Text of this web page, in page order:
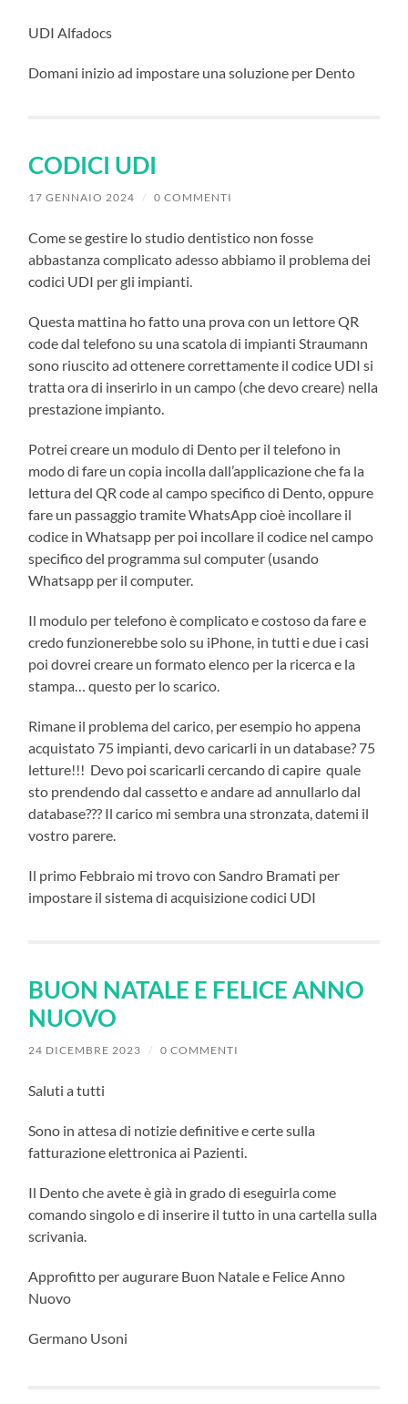
UDI Alfadocs
Domani inizio ad impostare una soluzione per Dento
CODICI UDI
17 GENNAIO 2024 / 0 COMMENTI
Come se gestire lo studio dentistico non fosse
abbastanza complicato adesso abbiamo il problema dei
codici UDI per gli impianti.
Questa mattina ho fatto una prova con un lettore QR
code dal telefono su una scatola di impianti Straumann
sono riuscito ad ottenere correttamente il codice UDI si
tratta ora di inserirlo in un campo (che devo creare) nella
prestazione impianto.
Potrei creare un modulo di Dento per il telefono in
modo di fare un copia incolla dall’applicazione che fa la
lettura del QR code al campo specifico di Dento, oppure
fare un passaggio tramite WhatsApp cioè incollare il
codice in Whatsapp per poi incollare il codice nel campo
specifico del programma sul computer (usando
Whatsapp per il computer.
Il modulo per telefono è complicato e costoso da fare e
credo funzionerebbe solo su iPhone, in tutti e due i casi
poi dovrei creare un formato elenco per la ricerca e la
stampa… questo per lo scarico.
Rimane il problema del carico, per esempio ho appena
acquistato 75 impianti, devo caricarli in un database? 75
letture!!! Devo poi scaricarli cercando di capire quale
sto prendendo dal cassetto e andare ad annullarlo dal
database??? Il carico mi sembra una stronzata, datemi il
vostro parere.
Il primo Febbraio mi trovo con Sandro Bramati per
impostare il sistema di acquisizione codici UDI
BUON NATALE E FELICE ANNO
NUOVO
24 DICEMBRE 2023 / 0 COMMENTI
Saluti a tutti
Sono in attesa di notizie definitive e certe sulla
fatturazione elettronica ai Pazienti.
Il Dento che avete è già in grado di eseguirla come
comando singolo e di inserire il tutto in una cartella sulla
scrivania.
Approfitto per augurare Buon Natale e Felice Anno
Nuovo
Germano Usoni